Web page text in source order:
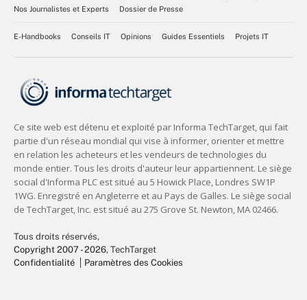
Nos Journalistes et Experts
Dossier de Presse
E-Handbooks Conseils IT Opinions Guides Essentiels Projets IT
Tous droits réservés,
Copyright 2007 - 2026, TechTarget
Confidentialité
Paramètres des Cookies